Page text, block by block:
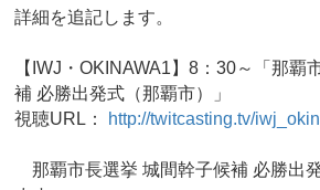
詳細を追記します。
【IWJ・OKINAWA1】8：30～「那覇
補 必勝出発式（那覇市）」
視聴URL： http://twitcasting.tv/
那覇市長選挙 城間幹子候補 必勝出